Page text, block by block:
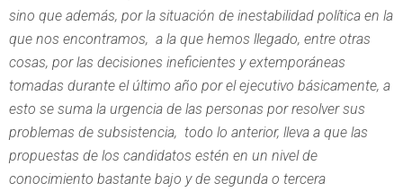
sino que además, por la situación de inestabilidad política en la
que nos encontramos, a la que hemos llegado, entre otras
cosas, por las decisiones ineficientes y extemporáneas
tomadas durante el último año por el ejecutivo básicamente, a
esto se suma la urgencia de las personas por resolver sus
problemas de subsistencia, todo lo anterior, lleva a que las
propuestas de los candidatos estén en un nivel de
conocimiento bastante bajo y de segunda o tercera